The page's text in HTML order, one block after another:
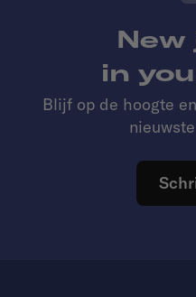
New
in
Blijf op de hoogte